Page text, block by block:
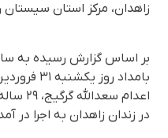
زاهدان، مرکز استان
بر اساس گزارش رسیده به
اعدام
در زندان زاهدان به اجرا در